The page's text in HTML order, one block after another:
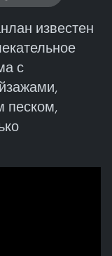
известен
с
песком,